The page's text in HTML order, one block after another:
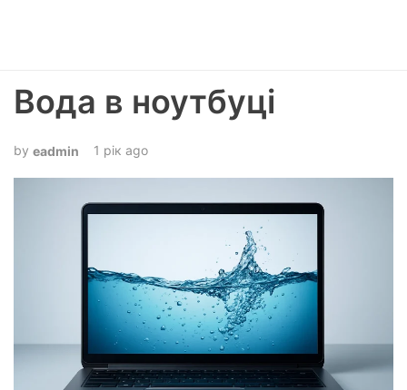
Вода в ноутбуці
eadmin 1 рік ago